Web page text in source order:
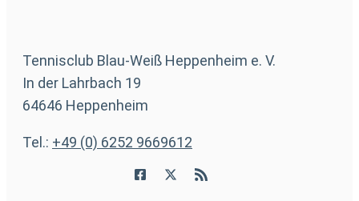
Tennisclub Blau-Weiß Heppenheim e. V.
In der Lahrbach 19
64646 Heppenheim
Tel.: +49 (0) 6252 9669612